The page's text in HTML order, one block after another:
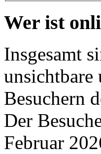
Wer ist
Insgesamt
unsichtbare
Besuchern
Der
Februar